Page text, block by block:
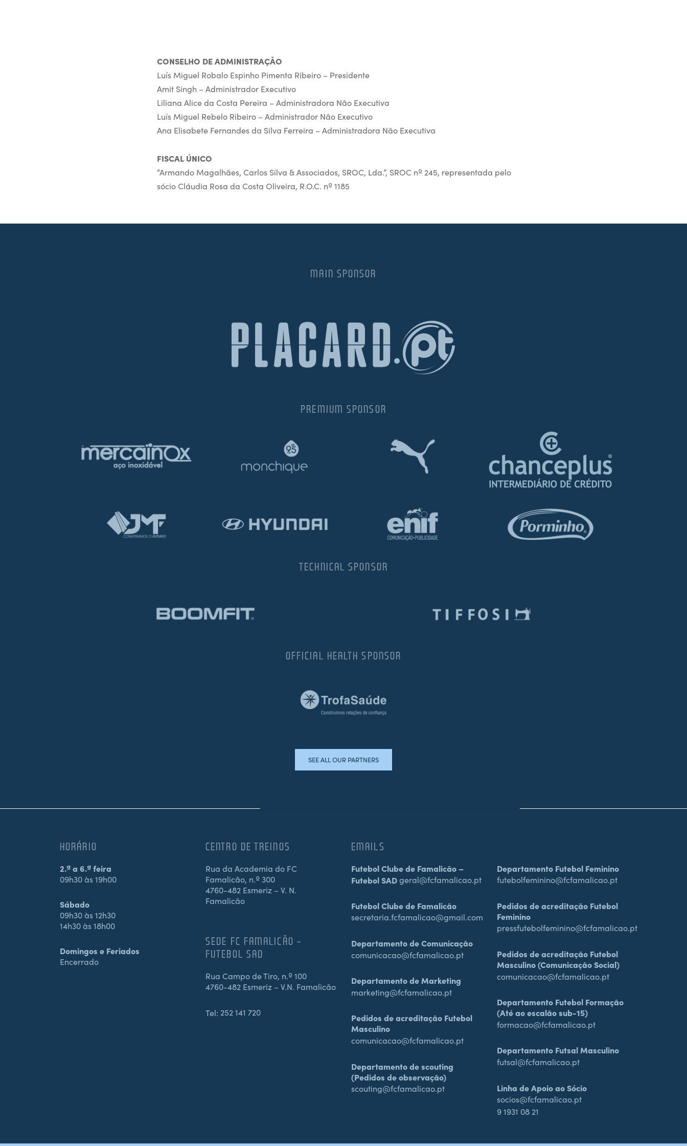
CONSELHO DE ADMINISTRAÇÃO
Luís Miguel Robalo Espinho Pimenta Ribeiro – Presidente
Amit Singh – Administrador Executivo
Liliana Alice da Costa Pereira – Administradora Não Executiva
Luís Miguel Rebelo Ribeiro – Administrador Não Executivo
Ana Elisabete Fernandes da Silva Ferreira – Administradora Não Executiva
FISCAL ÚNICO
“Armando Magalhães, Carlos Silva & Associados, SROC, Lda.”, SROC nº 245, representada pelo
sócio Cláudia Rosa da Costa Oliveira, R.O.C. nº 1185
MAIN SPONSOR
PREMIUM SPONSOR
TECHNICAL SPONSOR
OFFICIAL HEALTH SPONSOR
SEE ALL OUR PARTNERS
HORÁRIO
2.ª a 6.ª feira
09h30 às 19h00
Sábado
09h30 às 12h30
14h30 às 18h00
Domingos e Feriados
Encerrado
CENTRO DE TREINOS
Rua da Academia do FC
Famalicão, n.º 300
4760-482 Esmeriz – V. N.
Famalicão
SEDE FC FAMALICÃO –
FUTEBOL SAD
Rua Campo de Tiro, n.º 100
4760-482 Esmeriz – V.N. Famalicão
Tel: 252 141 720
EMAILS
Futebol Clube de Famalicão –
Futebol SADgeral@fcfamalicao.pt
Futebol Clube de Famalicão
secretaria.fcfamalicao@gmail.com
Departamento de Comunicação
comunicacao@fcfamalicao.pt
Departamento de Marketing
marketing@fcfamalicao.pt
Pedidos de acreditação Futebol
Masculino
comunicacao@fcfamalicao.pt
Departamento de scouting
(Pedidos de observação)
scouting@fcfamalicao.pt
Departamento Futebol Feminino
futebolfeminino@fcfamalicao.pt
Pedidos de acreditação Futebol
Feminino
pressfutebolfeminino@fcfamalicao.pt
Pedidos de acreditação Futebol
Masculino (Comunicação Social)
comunicacao@fcfamalicao.pt
Departamento Futebol Formação
(Até ao escalão sub-15)
formacao@fcfamalicao.pt
Departamento Futsal Masculino
futsal@fcfamalicao.pt
Linha de Apoio ao Sócio
socios@fcfamalicao.pt
9 1931 08 21